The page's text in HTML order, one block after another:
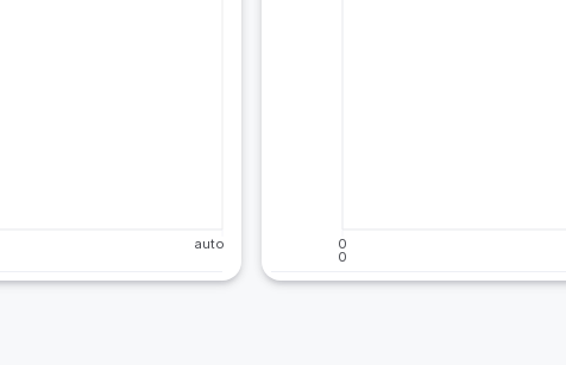
auto 0
0